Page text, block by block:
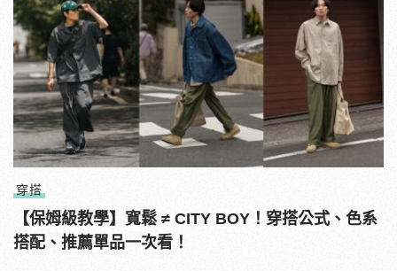
穿搭
【保姆級教學】寬鬆 ≠ CITY BOY！穿搭公式、色系
搭配、推薦單品一次看！